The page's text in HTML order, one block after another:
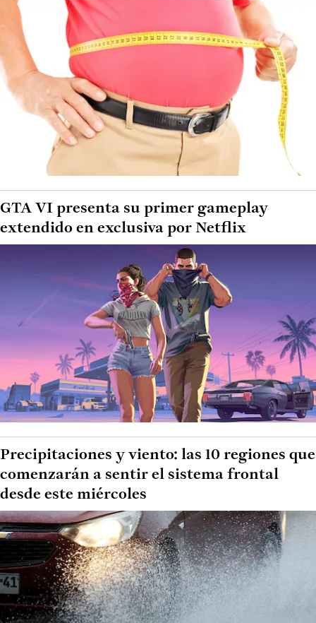
GTA VI presenta su primer gameplay
extendido en exclusiva por Netflix
Precipitaciones y viento: las 10 regiones que
comenzarán a sentir el sistema frontal
desde este miércoles